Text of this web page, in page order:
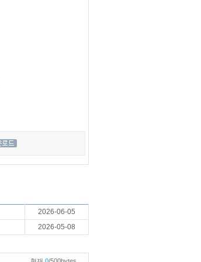
2026-06-05
2026-05-08
현재 0/500bytes